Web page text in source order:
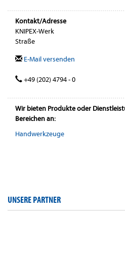
Kontakt/Adresse
KNIPEX-Werk
Straße
E-Mail versenden
+49 (202) 4794 - 0
Wir bieten Produkte oder
Bereichen an:
Handwerkzeuge
UNSERE PARTNER